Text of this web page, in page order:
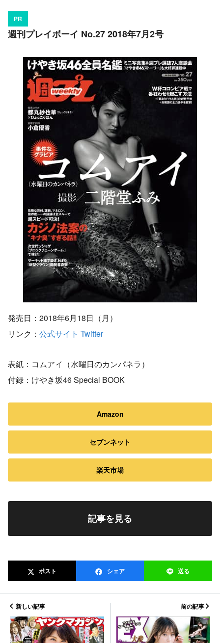
PR
週刊プレイボーイ No.27 2018年7月2号
発売日：2018年6月18日（月）
リンク： 公式サイト Twitter
表紙：コムアイ（水曜日のカンパネラ）
付録：けやき坂46 Special BOOK
Amazon
セブンネット
楽天市場
記事を見る
ポスト シェア 送る
新しい記事 前の記事